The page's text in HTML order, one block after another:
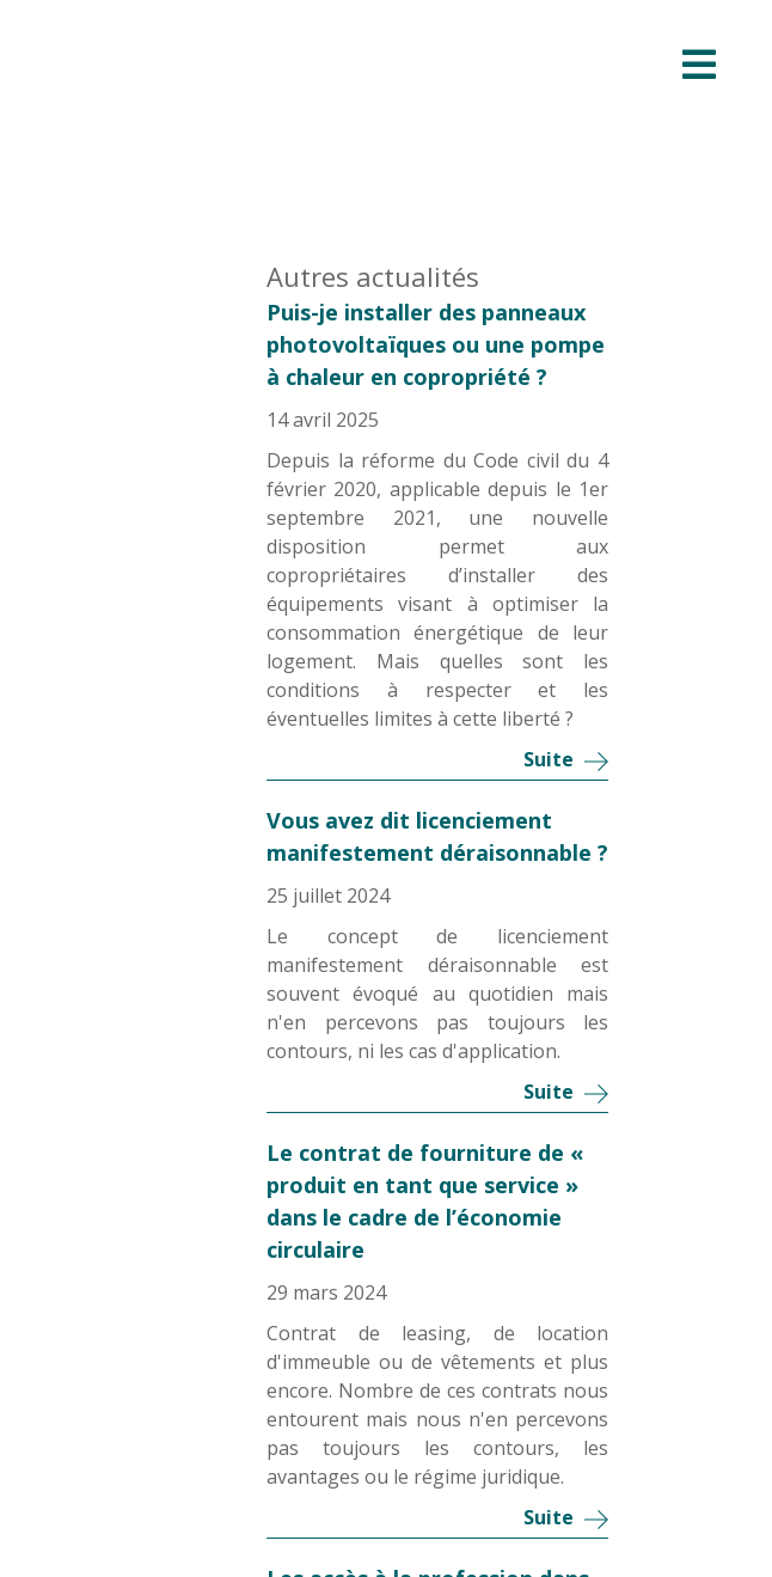
Autres actualités
Puis-je installer des panneaux
photovoltaïques ou une pompe
à chaleur en copropriété ?
14 avril 2025
Depuis la réforme du Code civil du 4
février 2020, applicable depuis le 1er
septembre 2021, une nouvelle
disposition permet aux
copropriétaires d’installer des
équipements visant à optimiser la
consommation énergétique de leur
logement. Mais quelles sont les
conditions à respecter et les
éventuelles limites à cette liberté ?
Suite
Vous avez dit licenciement
manifestement déraisonnable ?
25 juillet 2024
Le concept de licenciement
manifestement déraisonnable est
souvent évoqué au quotidien mais
n'en percevons pas toujours les
contours, ni les cas d'application.
Suite
Le contrat de fourniture de «
produit en tant que service »
dans le cadre de l’économie
circulaire
29 mars 2024
Contrat de leasing, de location
d'immeuble ou de vêtements et plus
encore. Nombre de ces contrats nous
entourent mais nous n'en percevons
pas toujours les contours, les
avantages ou le régime juridique.
Suite